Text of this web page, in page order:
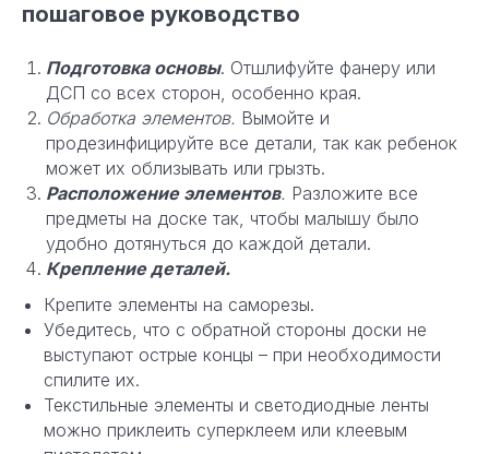
пошаговое руководство
Подготовка основы. Отшлифуйте фанеру или
ДСП со всех сторон, особенно края.
Обработка элементов. Вымойте и
продезинфицируйте все детали, так как ребенок
может их облизывать или грызть.
Расположение элементов. Разложите все
предметы на доске так, чтобы малышу было
удобно дотянуться до каждой детали.
Крепление деталей.
Крепите элементы на саморезы.
Убедитесь, что с обратной стороны доски не
выступают острые концы – при необходимости
спилите их.
Текстильные элементы и светодиодные ленты
можно приклеить суперклеем или клеевым